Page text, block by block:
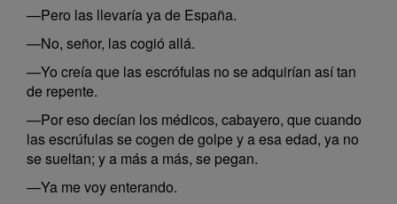
—Pero las llevaría ya de España.
—No, señor, las cogió allá.
—Yo creía que las escrófulas no se adquirían así tan
de repente.
—Por eso decían los médicos, cabayero, que cuando
las escrúfulas se cogen de golpe y a esa edad, ya no
se sueltan; y a más a más, se pegan.
—Ya me voy enterando.